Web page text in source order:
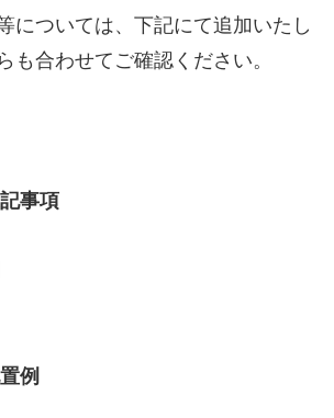
については、下記にて追加いたし
も合わせてご確認ください。
事項
例